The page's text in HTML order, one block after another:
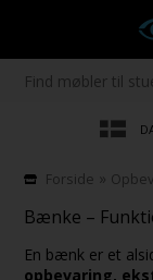
Forside »
Bænke –
En bænk er et
opbevaring,